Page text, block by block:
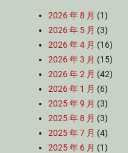
2026 年 8 月 (1)
2026 年 5 月 (3)
2026 年 4 月 (16)
2026 年 3 月 (15)
2026 年 2 月 (42)
2026 年 1 月 (6)
2025 年 9 月 (3)
2025 年 8 月 (3)
2025 年 7 月 (4)
2025 年 6 月 (1)